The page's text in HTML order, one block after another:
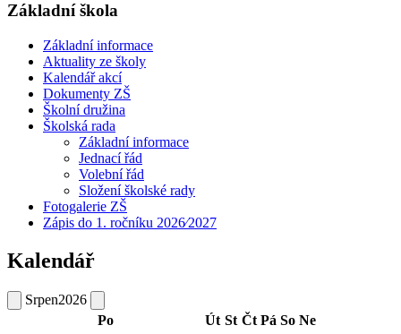
Základní škola
Základní informace
Aktuality ze školy
Kalendář akcí
Dokumenty ZŠ
Školní družina
Školská rada
Základní informace
Jednací řád
Volební řád
Složení školské rady
Fotogalerie ZŠ
Zápis do 1. ročníku 2026⁄2027
Kalendář
Srpen2026
Po
Út St Čt Pá So Ne